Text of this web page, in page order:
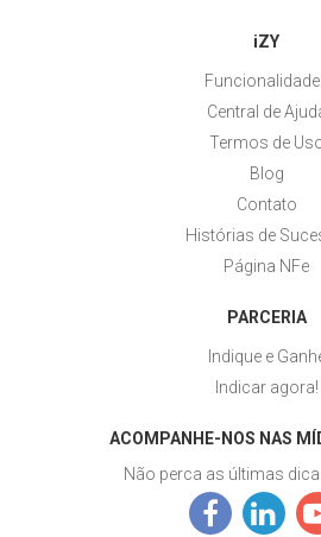
iZY
Central de
Termos de
Blog
Contato
Histórias de
Página NFe
PARCERIA
Indique e
Indicar agora!
ACOMPANHE-NOS NAS
Não perca as últimas